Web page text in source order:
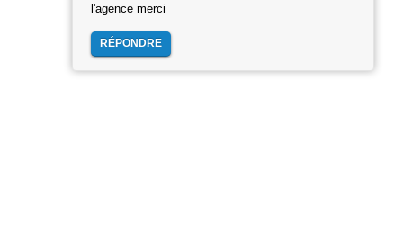
l'agence merci
RÉPONDRE